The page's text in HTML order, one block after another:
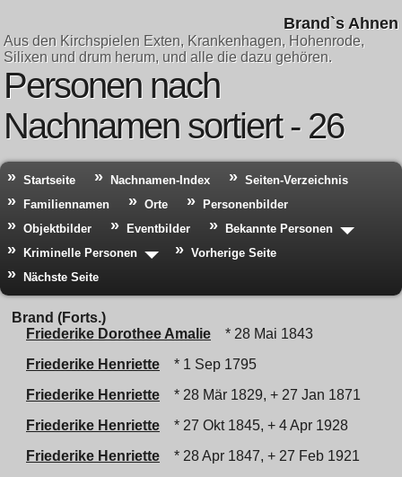
Brand`s Ahnen
Aus den Kirchspielen Exten, Krankenhagen, Hohenrode,
Silixen und drum herum, und alle die dazu gehören.
Personen nach
Nachnamen sortiert - 26
Startseite Nachnamen-Index
Seiten-Verzeichnis
Familiennamen
Orte
Personenbilder
Objektbilder
Eventbilder
Bekannte Personen
Kriminelle Personen
Vorherige Seite
Nächste Seite
Brand (Forts.)
Friederike Dorothee Amalie
* 28 Mai 1843
Friederike Henriette
* 1 Sep 1795
Friederike Henriette
* 28 Mär 1829, + 27 Jan 1871
Friederike Henriette
* 27 Okt 1845, + 4 Apr 1928
Friederike Henriette
* 28 Apr 1847, + 27 Feb 1921